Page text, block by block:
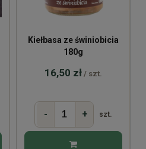
Kiełbasa ze świniobicia
180g
16,50 zł / szt.
- + szt.